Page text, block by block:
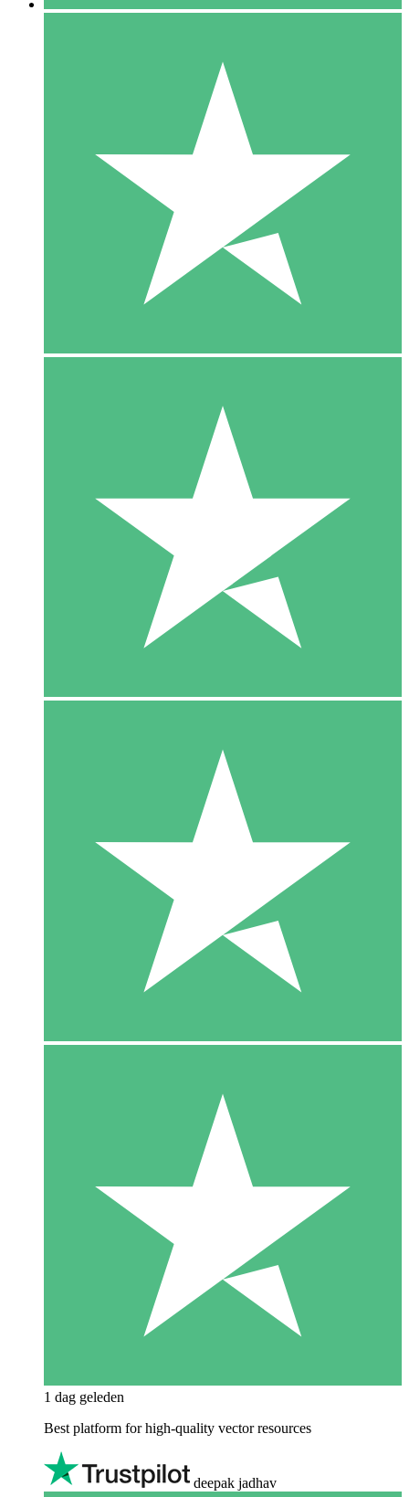
1 dag geleden
Best platform for high-quality vector resources
deepak jadhav